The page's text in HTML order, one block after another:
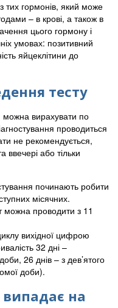
тих гормонів, який може
– в крові, а також в
цього гормону і
умовах: позитивний
яйцеклітини до
тесту
вирахувати по
проводиться
не рекомендується,
ввечері або тільки
починають робити
місячних.
можна проводити з 11
вихідної цифрою
32 дні –
26 днів – з дев’ятого
доби).
на